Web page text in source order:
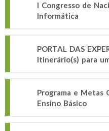
I Congresso de
Informática
PORTAL DAS
Itinerário(s) para
Programa e Metas
Ensino Básico